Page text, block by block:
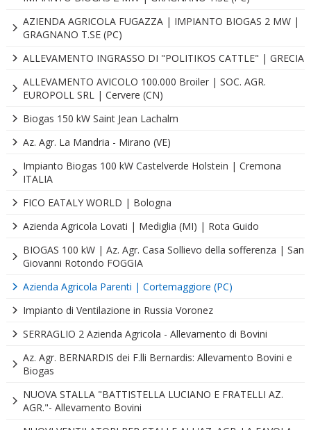
AZIENDA AGRICOLA FUGAZZA | IMPIANTO BIOGAS 2 MW |
GRAGNANO T.SE (PC)
ALLEVAMENTO INGRASSO DI "POLITIKOS CATTLE" | GRECIA
ALLEVAMENTO AVICOLO 100.000 Broiler | SOC. AGR.
EUROPOLL SRL | Cervere (CN)
Biogas 150 kW Saint Jean Lachalm
Az. Agr. La Mandria - Mirano (VE)
Impianto Biogas 100 kW Castelverde Holstein | Cremona
ITALIA
FICO EATALY WORLD | Bologna
Azienda Agricola Lovati | Mediglia (MI) | Rota Guido
BIOGAS 100 kW | Az. Agr. Casa Sollievo della sofferenza | San
Giovanni Rotondo FOGGIA
Azienda Agricola Parenti | Cortemaggiore (PC)
Impianto di Ventilazione in Russia Voronez
SERRAGLIO 2 Azienda Agricola - Allevamento di Bovini
Az. Agr. BERNARDIS dei F.lli Bernardis: Allevamento Bovini e
Biogas
NUOVA STALLA "BATTISTELLA LUCIANO E FRATELLI AZ.
AGR."- Allevamento Bovini